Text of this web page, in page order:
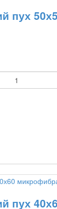
пух
пух